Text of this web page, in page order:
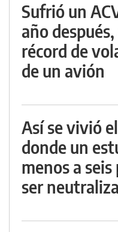
Sufrió un
año
récord de
de un avión
Así se vivió
donde un
menos a
ser